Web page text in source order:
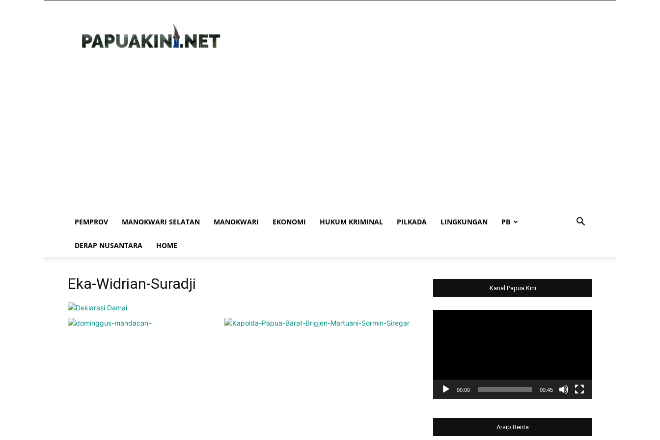
PEMPROV MANOKWARI SELATAN MANOKWARI EKONOMI HUKUM KRIMINAL PILKADA LINGKUNGAN PB
DERAP NUSANTARA HOME
Eka-Widrian-Suradji Kanal Papua Kini
00:00 00:45
Arsip Berita